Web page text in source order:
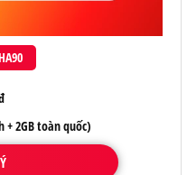
+ 2GB toàn quốc)